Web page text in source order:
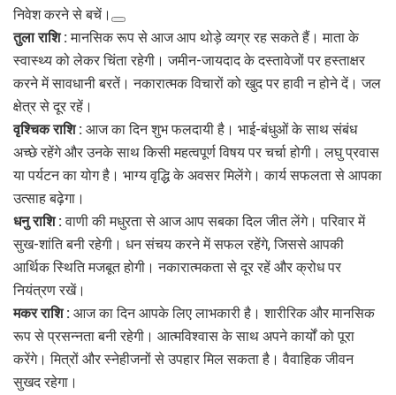
निवेश करने से बचें।
तुला राशि : मानसिक रूप से आज आप थोड़े व्यग्र रह सकते हैं। माता के
स्वास्थ्य को लेकर चिंता रहेगी। जमीन-जायदाद के दस्तावेजों पर हस्ताक्षर
करने में सावधानी बरतें। नकारात्मक विचारों को खुद पर हावी न होने दें। जल
क्षेत्र से दूर रहें।
वृश्चिक राशि : आज का दिन शुभ फलदायी है। भाई-बंधुओं के साथ संबंध
अच्छे रहेंगे और उनके साथ किसी महत्वपूर्ण विषय पर चर्चा होगी। लघु प्रवास
या पर्यटन का योग है। भाग्य वृद्धि के अवसर मिलेंगे। कार्य सफलता से आपका
उत्साह बढ़ेगा।
धनु राशि : वाणी की मधुरता से आज आप सबका दिल जीत लेंगे। परिवार में
सुख-शांति बनी रहेगी। धन संचय करने में सफल रहेंगे, जिससे आपकी
आर्थिक स्थिति मजबूत होगी। नकारात्मकता से दूर रहें और क्रोध पर
नियंत्रण रखें।
मकर राशि : आज का दिन आपके लिए लाभकारी है। शारीरिक और मानसिक
रूप से प्रसन्नता बनी रहेगी। आत्मविश्वास के साथ अपने कार्यों को पूरा
करेंगे। मित्रों और स्नेहीजनों से उपहार मिल सकता है। वैवाहिक जीवन
सुखद रहेगा।